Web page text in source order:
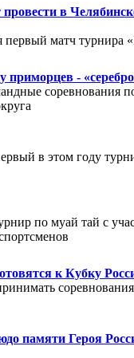
в
первый матч турнира
приморцев -
соревнования
в этом году
по муай тай с
к Кубку
памяти Героя